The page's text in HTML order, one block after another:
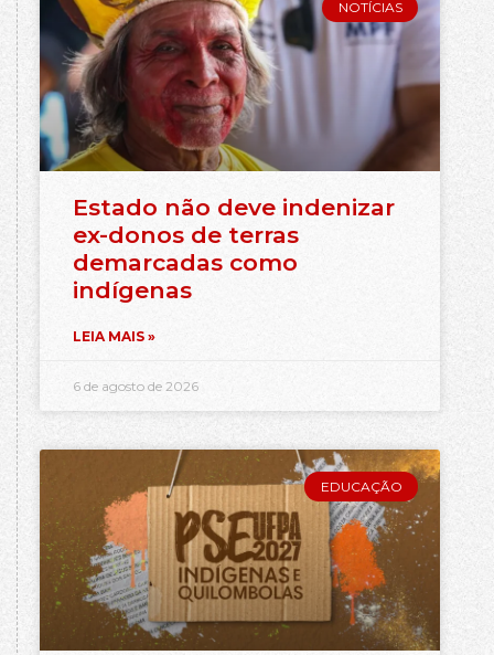
NOTÍCIAS
Estado não deve indenizar
ex-donos de terras
demarcadas como
indígenas
LEIA MAIS »
6 de agosto de 2026
EDUCAÇÃO